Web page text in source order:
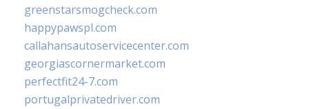
greenstarsmogcheck.com
happypawspl.com
callahansautoservicecenter.com
georgiascornermarket.com
perfectfit24-7.com
portugalprivatedriver.com